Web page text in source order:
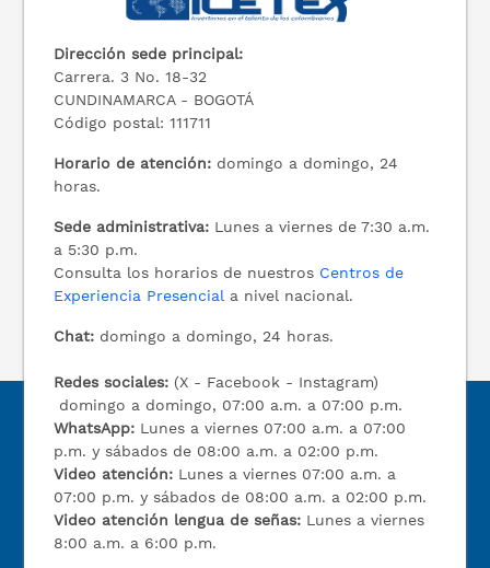
Dirección sede principal:
Carrera. 3 No. 18-32
CUNDINAMARCA - BOGOTÁ
Código postal: 111711
Horario de atención: domingo a domingo, 24
horas.
Sede administrativa: Lunes a viernes de 7:30 a.m.
a 5:30 p.m.
Consulta los horarios de nuestros Centros de
Experiencia Presencial a nivel nacional.
Chat: domingo a domingo, 24 horas.
Redes sociales: (X - Facebook - Instagram)
domingo a domingo, 07:00 a.m. a 07:00 p.m.
WhatsApp: Lunes a viernes 07:00 a.m. a 07:00
p.m. y sábados de 08:00 a.m. a 02:00 p.m.
Video atención: Lunes a viernes 07:00 a.m. a
07:00 p.m. y sábados de 08:00 a.m. a 02:00 p.m.
Video atención lengua de señas: Lunes a viernes
8:00 a.m. a 6:00 p.m.